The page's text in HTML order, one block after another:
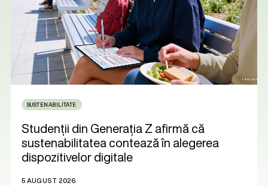
SUSTENABILITATE
Studenții din Generația Z afirmă că
sustenabilitatea contează în alegerea
dispozitivelor digitale
5 AUGUST 2026